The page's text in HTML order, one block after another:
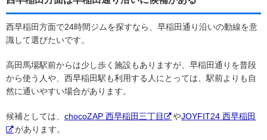
西早稲田方面で24時間ジムを探すなら、早稲田通り沿いの動線を意
識して選びたいです。
高田馬場駅前からは少し歩く施設もありますが、早稲田通りを普段
から使う人や、西早稲田駅も利用する人にとっては、駅前よりも自
然に通いやすい場合があります。
候補としては、 chocoZAP 西早稲田三丁目 やJOYFIT24 西早稲田
があります。